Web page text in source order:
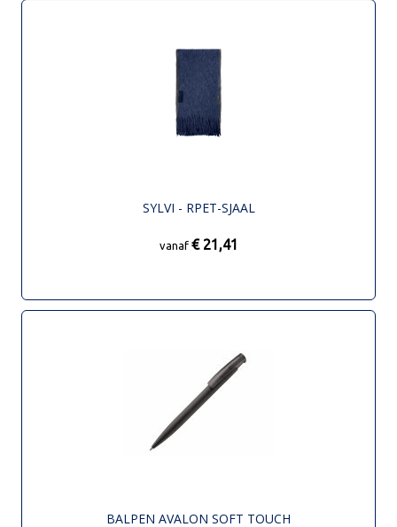
SYLVI - RPET-SJAAL
vanaf € 21,41
BALPEN AVALON SOFT TOUCH